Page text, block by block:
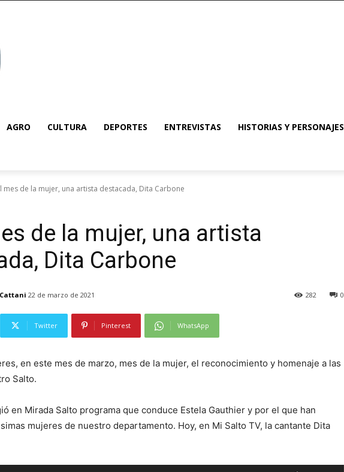
AGRO CULTURA DEPORTES ENTREVISTAS HISTORIAS Y PERSONAJES
mes de la mujer, una artista destacada, Dita Carbone
de la mujer, una artista
Dita Carbone
22 de marzo de 2021 0
282
Twitter Pinterest WhatsApp
en este mes de marzo, mes de la mujer, el reconocimiento y homenaje a las
Salto.
en Mirada Salto programa que conduce Estela Gauthier y por el que han
mujeres de nuestro departamento. Hoy, en Mi Salto TV, la cantante Dita